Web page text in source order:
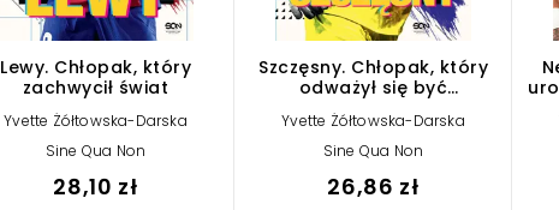
Lewy. Chłopak, który
zachwycił świat
Yvette Żółtowska-Darska
Sine Qua Non
28,10 zł
Szczęsny. Chłopak, który
odważył się być
bramkarzem
Yvette Żółtowska-Darska
Sine Qua Non
26,86 zł